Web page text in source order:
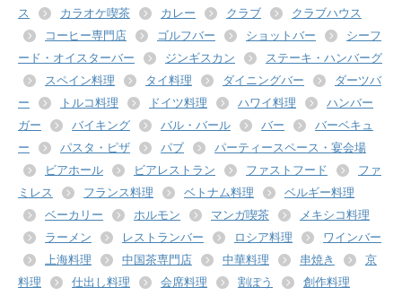
ス
カラオケ喫茶 カレー クラブ
クラブハウス
コーヒー専門店
ゴルフバー ショットバー
シーフ
ード・オイスターバー
ジンギスカン
ステーキ・ハンバーグ
スペイン料理
タイ料理 ダイニングバー
ダーツバ
ー
トルコ料理 ドイツ料理 ハワイ料理
ハンバー
ガー
バイキング バル・バール バー
バーベキュ
ー
パスタ・ピザ パブ
パーティースペース・宴会場
ビアホール
ビアレストラン ファストフード
ファ
ミレス
フランス料理 ベトナム料理
ベルギー料理
ベーカリー
ホルモン マンガ喫茶
メキシコ料理
ラーメン
レストランバー ロシア料理
ワインバー
上海料理
中国茶専門店 中華料理 串焼き
京
料理
仕出し料理 会席料理 割ぽう
創作料理